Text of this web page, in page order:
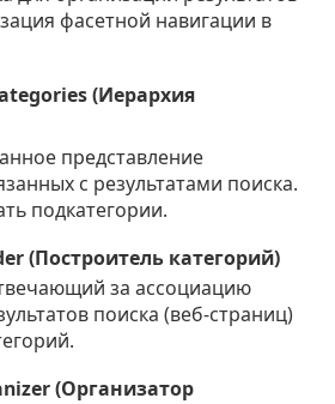
фасетной навигации в
(Иерархия
представление
с результатами поиска.
подкатегории.
(Построитель категорий)
за ассоциацию
поиска (веб-страниц)
(Организатор